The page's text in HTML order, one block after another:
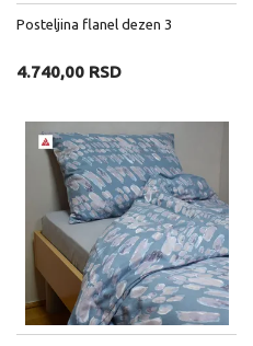
Posteljina flanel dezen 3
4.740,00 RSD